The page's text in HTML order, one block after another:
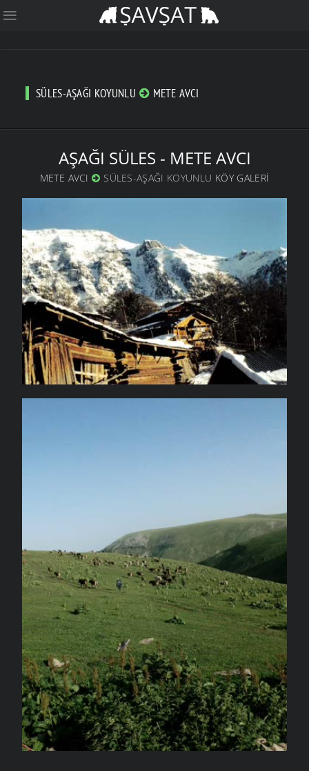
SÜLES-AŞAĞI KOYUNLU METE AVCI
AŞAĞI SÜLES - METE AVCI
METE AVCI SÜLES-AŞAĞI KOYUNLU KÖY GALERI